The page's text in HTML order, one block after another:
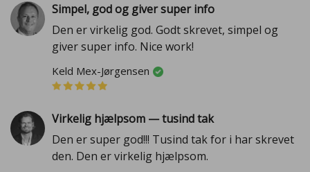
Simpel, god og giver super info
Den er virkelig god. Godt skrevet, simpel og
giver super info. Nice work!
Keld Mex-Jørgensen
Virkelig hjælpsom — tusind tak
Den er super god!!! Tusind tak for i har skrevet
den. Den er virkelig hjælpsom.